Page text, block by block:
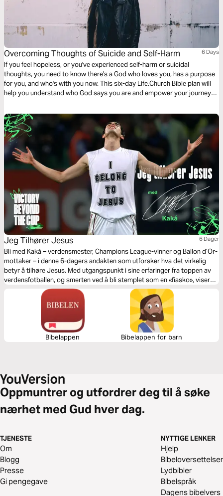
Overcoming Thoughts of Suicide and Self-Harm 6 Days
If you feel hopeless, or you've experienced self-harm or suicidal
thoughts, you need to know there's a God who loves you, has a purpose
for you, and who's with you now. This six-day Life.Church Bible plan will
help you understand who God says you are and empower your journey
Resources are included with each day's devotional.
Jeg Tilhører Jesus 6 Dager
Bli med Kaká – verdensmester, Champions League-vinner og Ballon d’Or-
mottaker – i denne 6-dagers andakten som utforsker hva det virkelig
betyr å tilhøre Jesus. Med utgangspunkt i sine erfaringer fra toppen av
verdensfotballen, og smerten ved å bli stemplet som en «fiasko», viser
Kaká at identiteten ikke finnes i suksess eller prestasjon, men bare i
kjærlighet – til å vise nåde mot andre og finne fred i hvem Gud sier at du
er. Uansett om du vinner eller taper, er verdien din uforanderlig: du er
Bibelappen Bibelappen for barn
Oppmuntrer og utfordrer deg til å søke
nærhet med Gud hver dag.
TJENESTE
Om
Blogg
Presse
Gi pengegave
NYTTIGE LENKER
Hjelp
Bibeloversettelser
Lydbibler
Bibelspråk
Dagens bibelvers